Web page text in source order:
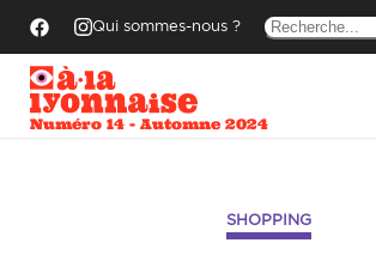
Qui sommes-nous ?
Numéro 14 - Automne 2024
SHOPPING